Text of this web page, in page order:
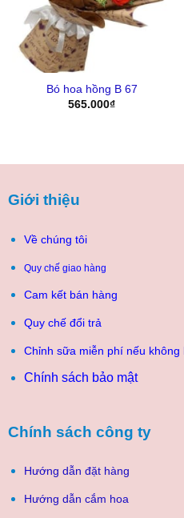
Bó hoa hồng B 67
565.000₫
Giới thiệu
Về chúng tôi
Quy chế giao hàng
Cam kết bán hàng
Quy chế đổi trả
Chỉnh sữa miễn phí nếu không
Chính sách bảo mật
Chính sách công ty
Hướng dẫn đặt hàng
Hướng dẫn cắm hoa